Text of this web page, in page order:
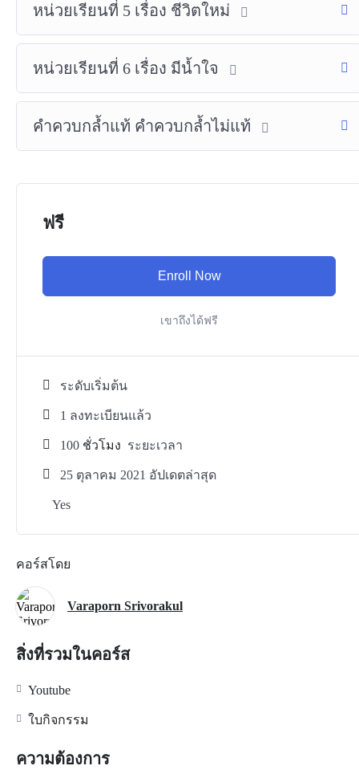
หน่วยเรียนที่ 5 เรื่อง ชีวิตใหม่
หน่วยเรียนที่ 6 เรื่อง มีน้ำใจ
คำควบกล้ำแท้ คำควบกล้ำไม่แท้
ฟรี
Enroll Now
เขาถึงได้ฟรี
ระดับเริ่มต้น
1 ลงทะเบียนแล้ว
100 ชั่วโมง ระยะเวลา
25 ตุลาคม 2021 อัปเดตล่าสุด
Yes
คอร์สโดย
Varaporn Srivorakul
สิ่งที่รวมในคอร์ส
Youtube
ใบกิจกรรม
ความต้องการ